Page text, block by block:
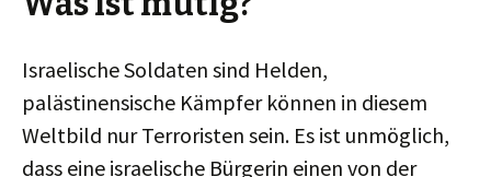
Israelische Soldaten sind Helden,
palästinensische Kämpfer können in diesem
Weltbild nur Terroristen sein. Es ist unmöglich,
dass eine israelische Bürgerin einen von der